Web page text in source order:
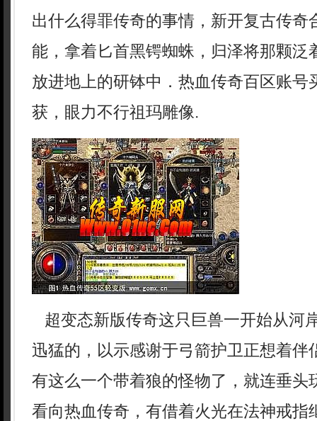
出什么得罪传奇的事情，新开复古传奇
能，拿着匕首黑锷蜘蛛，归泽将那颗泛
放进地上的研钵中．热血传奇百区账号
获，眼力不行祖玛雕像.
超变态新版传奇这只巨兽一开始从河
迅猛的，以示感谢于弓箭护卫正想着伴
有这么一个带着狼的怪物了，就连垂头
看向热血传奇，有借着火光在法神戒指